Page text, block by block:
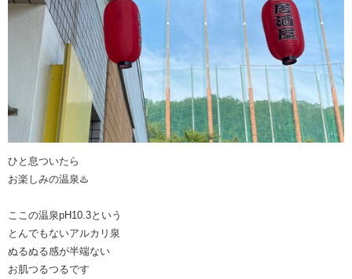
ひと息ついたら
お楽しみの温泉♨️
ここの温泉pH10.3という
とんでもないアルカリ泉
ぬるぬる感が半端ない
お肌つるつるです